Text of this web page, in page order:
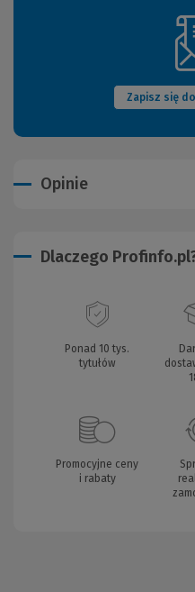
Zapisz się
Opinie
Dlaczego
Ponad 10 tys.
tytułów
Promocyjne ceny
i rabaty